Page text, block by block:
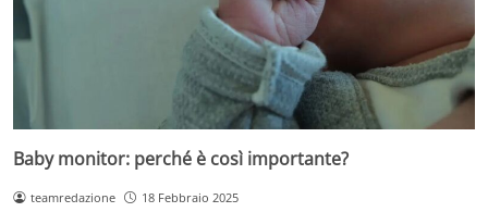
Baby monitor: perché è così importante?
teamredazione 18 Febbraio 2025